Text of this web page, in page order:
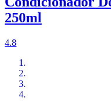
250ml
4.8